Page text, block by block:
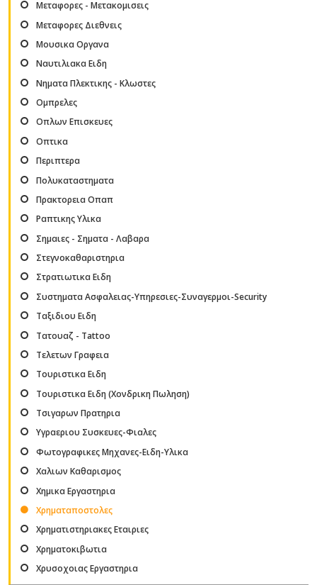
Μεταφορες - Μετακομισεις
Μεταφορες Διεθνεις
Μουσικα Οργανα
Ναυτιλιακα Ειδη
Νηματα Πλεκτικης - Κλωστες
Ομπρελες
Οπλων Επισκευες
Οπτικα
Περιπτερα
Πολυκαταστηματα
Πρακτορεια Οπαπ
Ραπτικης Υλικα
Σημαιες - Σηματα - Λαβαρα
Στεγνοκαθαριστηρια
Στρατιωτικα Ειδη
Συστηματα Ασφαλειας-Υπηρεσιες-Συναγερμοι-Security
Ταξιδιου Ειδη
Τατουαζ - Tattoo
Τελετων Γραφεια
Τουριστικα Ειδη
Τουριστικα Ειδη (Χονδρικη Πωληση)
Τσιγαρων Πρατηρια
Υγραεριου Συσκευες-Φιαλες
Φωτογραφικες Μηχανες-Ειδη-Υλικα
Χαλιων Καθαρισμος
Χημικα Εργαστηρια
Χρηματαποστολες
Χρηματιστηριακες Εταιριες
Χρηματοκιβωτια
Χρυσοχοιας Εργαστηρια